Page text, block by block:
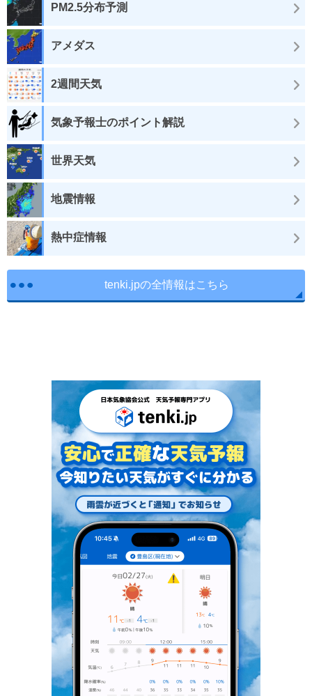
PM2.5分布予測
アメダス
2週間天気
気象予報士のポイント解説
世界天気
地震情報
熱中症情報
tenki.jpの全情報はこちら